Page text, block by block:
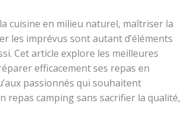
cuisine en milieu naturel, maîtriser la
les imprévus sont autant d’éléments
Cet article explore les meilleures
efficacement ses repas en
passionnés qui souhaitent
camping sans sacrifier la qualité,